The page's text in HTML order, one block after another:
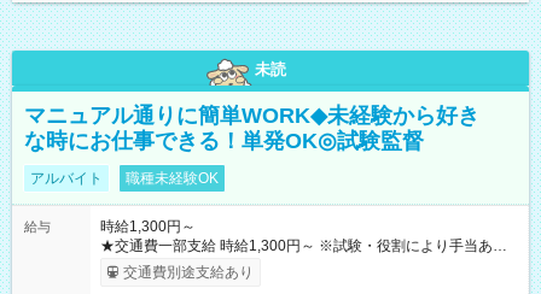
未読
マニュアル通りに簡単WORK◆未経験から好き
な時にお仕事できる！単発OK◎試験監督
アルバイト 職種未経験OK
給与
時給1,300円～
★交通費一部支給 時給1,300円～ ※試験・役割により手当あり
※勤務回数により昇給あり 【即給（前払い）オプションあ
り！】 希望される場合、勤務から1週間ほどで給与の一部を受け
交通費別途支給あり